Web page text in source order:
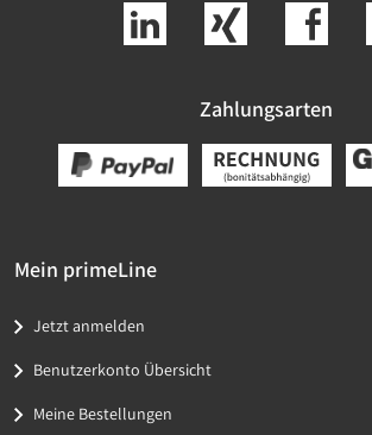
Zahlungsarten
Mein primeLine
Jetzt anmelden
Benutzerkonto Übersicht
Meine Bestellungen